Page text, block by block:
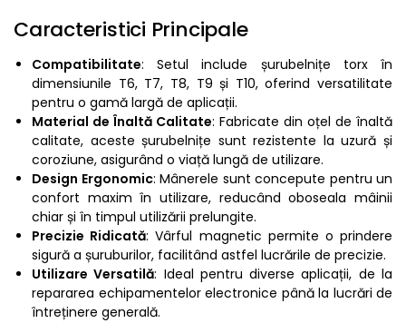
Caracteristici Principale
Compatibilitate: Setul include șurubelnițe torx în
dimensiunile T6, T7, T8, T9 și T10, oferind versatilitate
pentru o gamă largă de aplicații.
Material de Înaltă Calitate: Fabricate din oțel de înaltă
calitate, aceste șurubelnițe sunt rezistente la uzură și
coroziune, asigurând o viață lungă de utilizare.
Design Ergonomic: Mânerele sunt concepute pentru un
confort maxim în utilizare, reducând oboseala mâinii
chiar și în timpul utilizării prelungite.
Precizie Ridicată: Vârful magnetic permite o prindere
sigură a șuruburilor, facilitând astfel lucrările de precizie.
Utilizare Versatilă: Ideal pentru diverse aplicații, de la
repararea echipamentelor electronice până la lucrări de
întreținere generală.